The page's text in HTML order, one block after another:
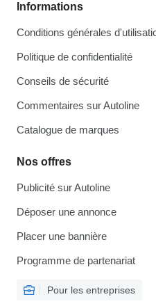
Informations
Conditions générales
Politique de confidentialité
Conseils de sécurité
Commentaires sur Autoline
Catalogue de marques
Nos offres
Publicité sur Autoline
Déposer une annonce
Placer une bannière
Programme de partenariat
Pour les entreprises